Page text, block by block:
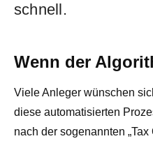
schnell.
Wenn der
Viele Anleger wünschen
diese automatisierten
nach der sogenannten